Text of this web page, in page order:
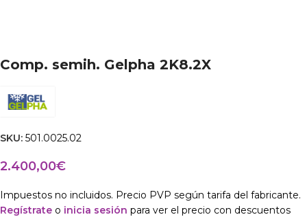
Comp. semih. Gelpha 2K8.2X
SKU: 501.0025.02
2.400,00€
Impuestos no incluidos. Precio PVP según tarifa del fabricante.
Regístrate o inicia sesión para ver el precio con descuentos